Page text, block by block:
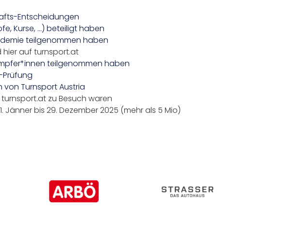
Entscheidungen
Kurse, …) beteiligt haben
teilgenommen haben
hier auf turnsport.at
teilgenommen haben
von Turnsport Austria
zu Besuch waren
bis 29. Dezember 2025 (mehr als 5 Mio)